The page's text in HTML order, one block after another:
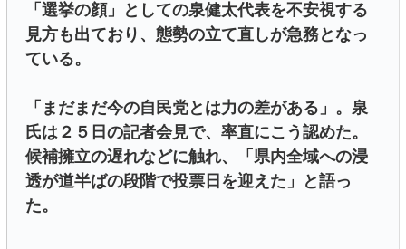
「選挙の顔」としての泉健太代表を不安視する
見方も出ており、態勢の立て直しが急務となっ
ている。
「まだまだ今の自民党とは力の差がある」。泉
氏は２５日の記者会見で、率直にこう認めた。
候補擁立の遅れなどに触れ、「県内全域への浸
透が道半ばの段階で投票日を迎えた」と語っ
た。